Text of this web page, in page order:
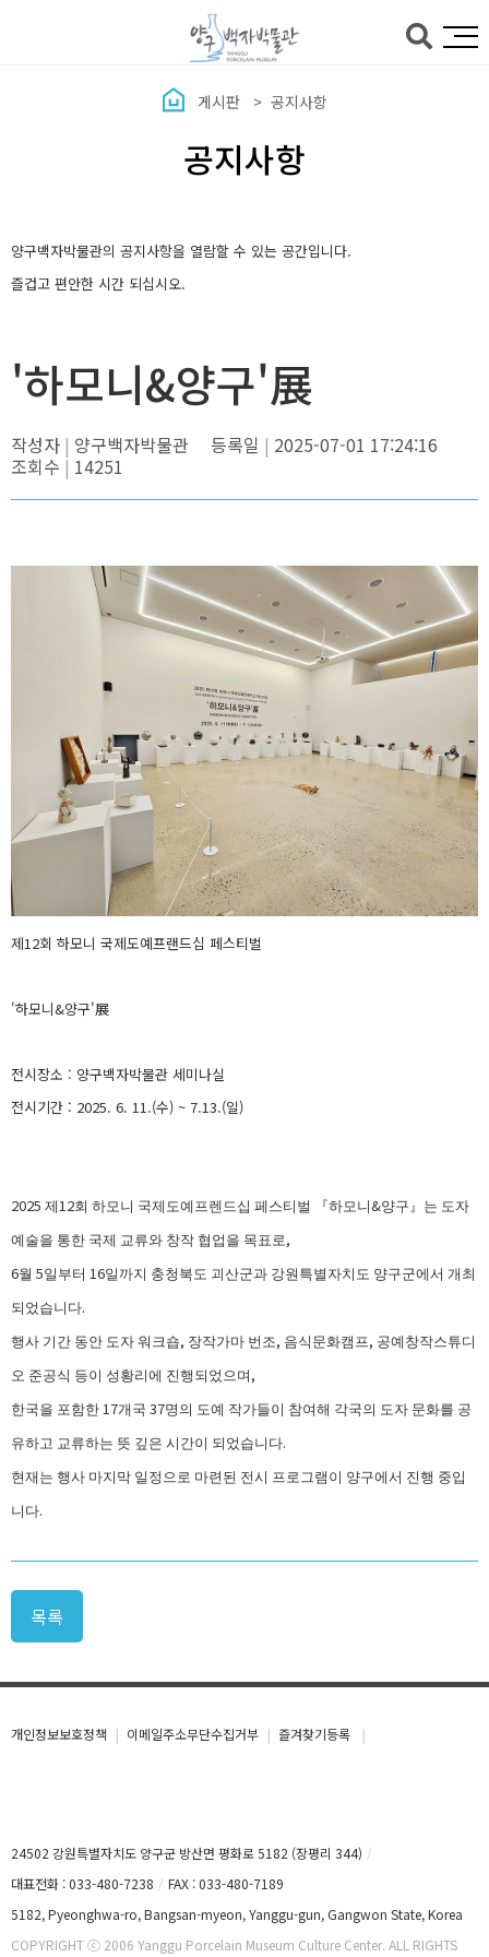
게시판 공지사항
공지사항
양구백자박물관의 공지사항을 열람할 수 있는 공간입니다.
즐겁고 편안한 시간 되십시오.
'하모니&양구'展
작성자 양구백자박물관 등록일
2025-07-01 17:24:16
조회수
14251
제12회 하모니 국제도예프랜드십 페스티벌
'하모니&양구'展
전시장소 : 양구백자박물관 세미나실
전시기간 : 2025. 6. 11.(수) ~ 7.13.(일)
2025 제12회 하모니 국제도예프렌드십 페스티벌 『하모니&양구』 는 도자
예술을 통한 국제 교류와 창작 협업을 목표로,
6월 5일부터 16일까지 충청북도 괴산군과 강원특별자치도 양구군에서 개최
되었습니다.
행사 기간 동안 도자 워크숍, 장작가마 번조, 음식문화캠프, 공예창작스튜디
오 준공식 등이 성황리에 진행되었으며 ,
한국을 포함한 17개국 37명의 도예 작가들이 참여해 각국의 도자 문화를 공
유하고 교류하는 뜻 깊은 시간이 되었습니다.
현재는 행사 마지막 일정으로 마련된 전시 프로그램이 양구에서 진행 중입
니다.
목록
개인정보보호정책 이메일주소무단수집거부 즐겨찾기등록
24502 강원특별자치도 양구군 방산면 평화로 5182 (장평리 344)
대표전화 : 033-480-7238
FAX : 033-480-7189
5182, Pyeonghwa-ro, Bangsan-myeon, Yanggu-gun, Gangwon State, Korea
COPYRIGHT ⓒ 2006 Yanggu Porcelain Museum Culture Center. ALL RIGHTS